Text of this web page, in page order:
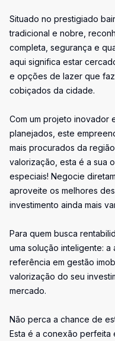
Situado no prestigiado
tradicional e nobre,
completa, segurança e
aqui significa estar
e opções de lazer que
cobiçados da cidade.
Com um projeto inovador
planejados, este
mais procurados da
valorização, esta é a sua
especiais! Negocie
aproveite os melhores
investimento ainda mais
Para quem busca
uma solução inteligente: a
referência em gestão
valorização do seu
mercado.
Não perca a chance de
Esta é a conexão